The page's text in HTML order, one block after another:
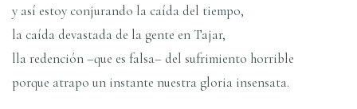
y así­ estoy conjurando la caí­da del tiempo,
la caí­da devastada de la gente en Tajar,
lla redención –que es falsa– del sufrimiento horrible
porque atrapo un instante nuestra gloria insensata.